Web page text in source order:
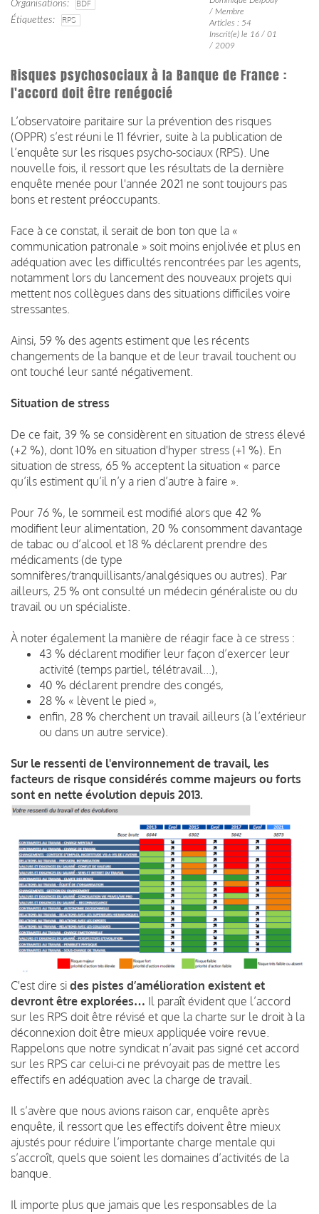
Organisations
BDF
Étiquettes
RPS
/ Membre
Articles : 54
Inscrit(e) le 16 / 01
/ 2009
Risques psychosociaux à la Banque de France :
l'accord doit être renégocié
L’observatoire paritaire sur la prévention des risques
(OPPR) s’est réuni le 11 février, suite à la publication de
l’enquête sur les risques psycho-sociaux (RPS). Une
nouvelle fois, il ressort que les résultats de la dernière
enquête menée pour l'année 2021 ne sont toujours pas
bons et restent préoccupants.
Face à ce constat, il serait de bon ton que la «
communication patronale » soit moins enjolivée et plus en
adéquation avec les difficultés rencontrées par les agents,
notamment lors du lancement des nouveaux projets qui
mettent nos collègues dans des situations difficiles voire
stressantes.
Ainsi, 59 % des agents estiment que les récents
changements de la banque et de leur travail touchent ou
ont touché leur santé négativement.
Situation de stress
De ce fait, 39 % se considèrent en situation de stress élevé
(+2 %), dont 10% en situation d'hyper stress (+1 %). En
situation de stress, 65 % acceptent la situation « parce
qu’ils estiment qu’il n’y a rien d’autre à faire ».
Pour 76 %, le sommeil est modifié alors que 42 %
modifient leur alimentation, 20 % consomment davantage
de tabac ou d’alcool et 18 % déclarent prendre des
médicaments (de type
somnifères/tranquillisants/analgésiques ou autres). Par
ailleurs, 25 % ont consulté un médecin généraliste ou du
travail ou un spécialiste.
À noter également la manière de réagir face à ce stress :
43 % déclarent modifier leur façon d’exercer leur
activité (temps partiel, télétravail...),
40 % déclarent prendre des congés,
28 % « lèvent le pied »,
enfin, 28 % cherchent un travail ailleurs (à l’extérieur
ou dans un autre service).
Sur le ressenti de l'environnement de travail, les
facteurs de risque considérés comme majeurs ou forts
sont en nette évolution depuis 2013.
C'est dire si des pistes d’amélioration existent et
devront être explorées… Il paraît évident que l’accord
sur les RPS doit être révisé et que la charte sur le droit à la
déconnexion doit être mieux appliquée voire revue.
Rappelons que notre syndicat n’avait pas signé cet accord
sur les RPS car celui-ci ne prévoyait pas de mettre les
effectifs en adéquation avec la charge de travail.
Il s’avère que nous avions raison car, enquête après
enquête, il ressort que les effectifs doivent être mieux
ajustés pour réduire l’importante charge mentale qui
s’accroît, quels que soient les domaines d’activités de la
banque.
Il importe plus que jamais que les responsables de la